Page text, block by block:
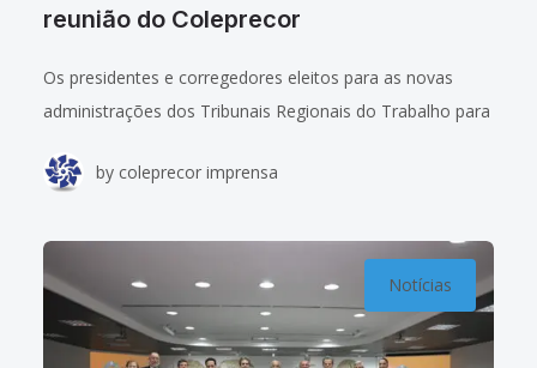
reunião do Coleprecor
Os presidentes e corregedores eleitos para as novas
administrações dos Tribunais Regionais do Trabalho para
reunião anual do Colégio de Presidentes(as)
by coleprecor imprensa
Notícias